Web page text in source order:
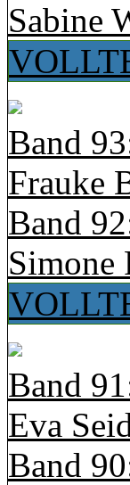
Sabine
Band
Frauke
Band
Simone
Band
Eva
Band